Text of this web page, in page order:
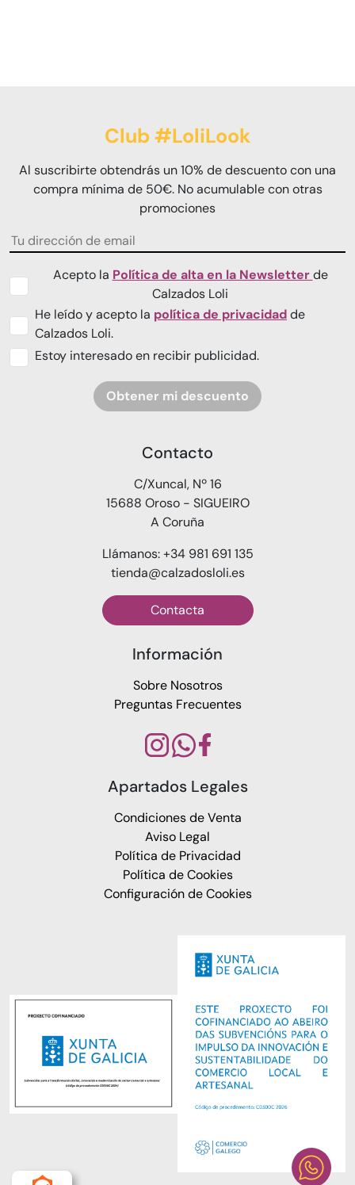
Club #LoliLook
Al suscribirte obtendrás un 10% de descuento con una
compra mínima de 50€. No acumulable con otras
promociones
Acepto la Política de alta en la Newsletterde
Calzados Loli
He leído y acepto la política de privacidadde
Calzados Loli.
Estoy interesado en recibir publicidad.
Obtener mi descuento
Contacto
C/Xuncal, Nº 16
15688 Oroso - SIGUEIRO
A Coruña
Llámanos: +34 981 691 135
tienda@calzadosloli.es
Contacta
Información
Sobre Nosotros
Preguntas Frecuentes
Apartados Legales
Condiciones de Venta
Aviso Legal
Política de Privacidad
Política de Cookies
Configuración de Cookies